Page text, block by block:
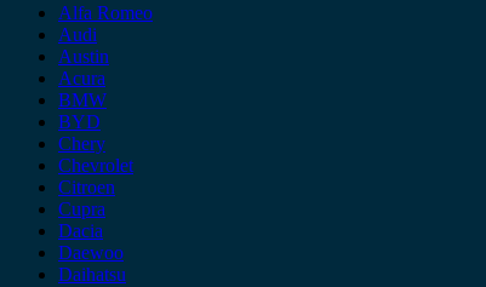
Alfa Romeo
Audi
Austin
Acura
BMW
BYD
Chery
Chevrolet
Citroen
Cupra
Dacia
Daewoo
Daihatsu